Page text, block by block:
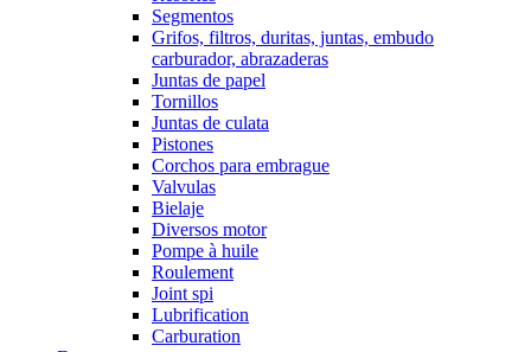
Segmentos
Grifos, filtros, duritas, juntas, embudo
carburador, abrazaderas
Juntas de papel
Tornillos
Juntas de culata
Pistones
Corchos para embrague
Valvulas
Bielaje
Diversos motor
Pompe à huile
Roulement
Joint spi
Lubrification
Carburation